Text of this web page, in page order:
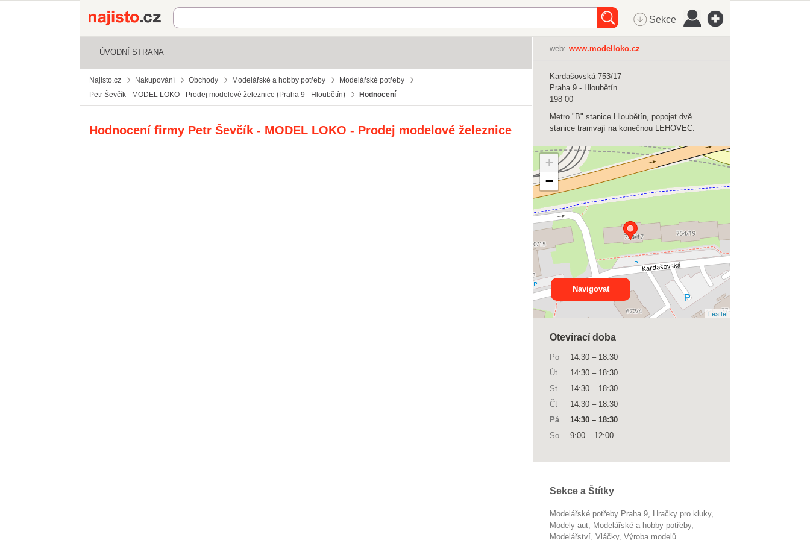
Najisto.cz Sekce
ÚVODNÍ STRANA
Najisto.cz Nakupování Obchody Modelářské a hobby potřeby
Modelářské potřeby
Petr Ševčík - MODEL LOKO - Prodej modelové železnice (Praha 9 - Hloubětín)
Hodnocení
Hodnocení firmy Petr Ševčík - MODEL LOKO - Prodej modelové železnice
web: www.modelloko.cz
Kardašovská 753/17
Praha 9 - Hloubětín
198 00
Metro "B" stanice Hloubětín, popojet dvě
stanice tramvají na konečnou LEHOVEC.
+
−
Leaflet
Navigovat
Otevírací doba
Po 14:30 – 18:30
Út
14:30 – 18:30
St
14:30 – 18:30
Čt
14:30 – 18:30
Pá
14:30 – 18:30
So
9:00 – 12:00
Sekce a Štítky
Modelářské potřeby Praha 9
hračky pro kluky
modely aut
Modelářské a hobby potřeby
modelářství
vláčky výroba modelů